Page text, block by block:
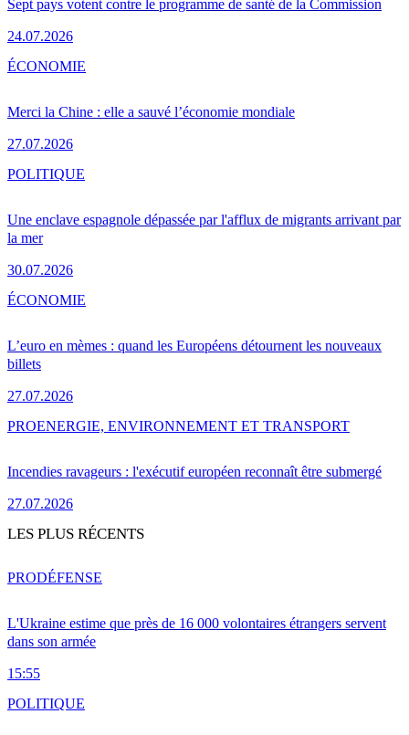
Sept pays votent contre le programme de santé de la Commission
24.07.2026
Merci la Chine : elle a sauvé l’économie mondiale
27.07.2026
ÉCONOMIE
Une enclave espagnole dépassée par l'afflux de migrants arrivant par
la mer
30.07.2026
POLITIQUE
L’euro en mèmes : quand les Européens détournent les nouveaux
billets
27.07.2026
ÉCONOMIE
Incendies ravageurs : l'exécutif européen reconnaît être submergé
27.07.2026
PROENERGIE, ENVIRONNEMENT ET TRANSPORT
LES PLUS RÉCENTS
L'Ukraine estime que près de 16 000 volontaires étrangers servent
dans son armée
15:55
PRODÉFENSE
POLITIQUE